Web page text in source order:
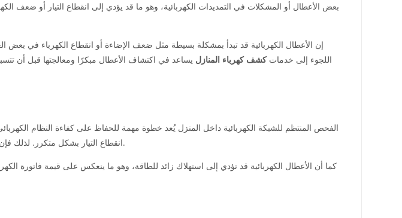
بعض الأعطال أو المشكلات في التمديدات الكهربائية، وهو ما قد يؤدي إلى انقطاع التيار أو ضعف
إن الأعطال الكهربائية قد تبدأ بمشكلة بسيطة مثل ضعف الإضاءة أو انقطاع الكهرباء في
اللجوء إلى خدماتكشف كهرباء المنازل يساعد في اكتشاف الأعطال مبكرًا ومعالجتها قبل أن
الفحص المنتظم للشبكة الكهربائية داخل المنزل يُعد خطوة مهمة للحفاظ على كفاءة النظام
انقطاع التيار بشكل متكرر. لذلكبشكل دوري يساعد على اكتشاف الأعطال مبكرًا وإصلاحها قبل أن تتفاقم.
كما أن الأعطال الكهربائية قد تؤدي إلى استهلاك زائد للطاقة، وهو ما ينعكس على قيمة فاتورة